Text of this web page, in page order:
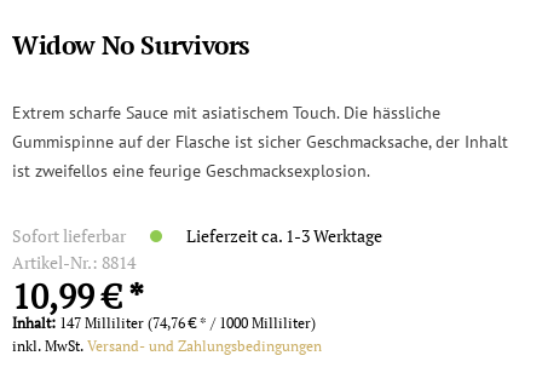
Widow No Survivors
Extrem scharfe Sauce mit asiatischem Touch. Die hässliche
Gummispinne auf der Flasche ist sicher Geschmacksache, der Inhalt
ist zweifellos eine feurige Geschmacksexplosion.
Sofort lieferbar
Lieferzeit ca. 1-3 Werktage
Artikel-Nr.: 8814
10,99 € *
Inhalt: 147 Milliliter (74,76 € * / 1000 Milliliter)
inkl. MwSt. Versand- und Zahlungsbedingungen